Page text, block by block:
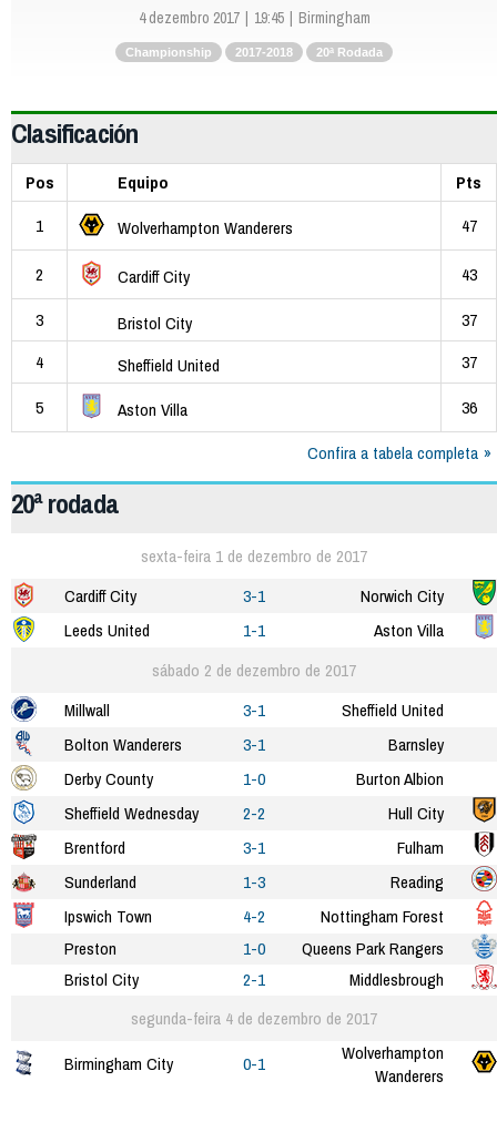
4 dezembro 2017 19:45 Birmingham
Championship 2017-2018 20ª Rodada
Clasificación
Pos Equipo
Pts
1
Wolverhampton Wanderers 47
2 Cardiff City
43
3
Bristol City
37
4
Sheffield United
37
5
Aston Villa
36
Confira a tabela completa
20ª rodada
sexta-feira 1 de dezembro de 2017
Cardiff City
3-1
Norwich City
Leeds United
1-1
Aston Villa
sábado 2 de dezembro de 2017
Millwall
3-1
Sheffield United
Bolton Wanderers
3-1
Barnsley
Derby County
1-0
Burton Albion
Sheffield Wednesday
2-2
Hull City
Brentford
3-1
Fulham
Sunderland
1-3
Reading
Ipswich Town
4-2
Nottingham Forest
Preston
1-0
Queens Park Rangers
Bristol City
2-1
Middlesbrough
segunda-feira 4 de dezembro de 2017
Birmingham City
0-1
Wolverhampton
Wanderers